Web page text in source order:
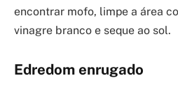
encontrar mofo, limpe a área
vinagre branco e seque ao sol.
Edredom enrugado